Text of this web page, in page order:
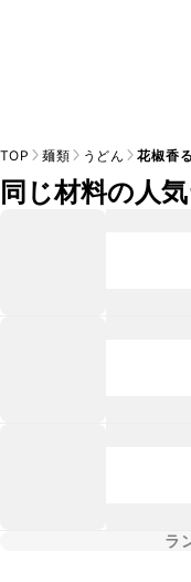
TOP 麺類 うどん 花椒香
同じ材料の人
ラ